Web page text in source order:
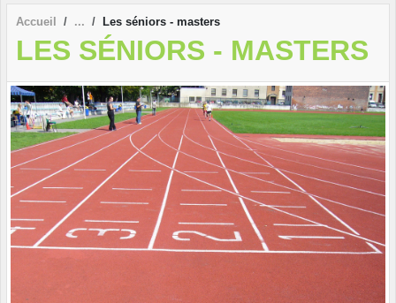
Accueil Les séniors - masters
LES SÉNIORS - MASTERS